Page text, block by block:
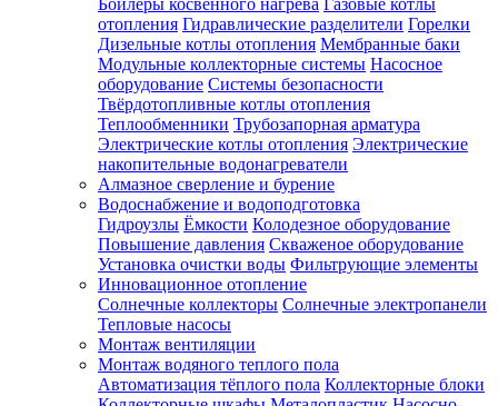
Бойлеры косвенного нагрева Газовые котлы
отопления Гидравлические разделители Горелки
Дизельные котлы отопления Мембранные баки
Модульные коллекторные системы Насосное
оборудование Системы безопасности
Твёрдотопливные котлы отопления
Теплообменники Трубозапорная арматура
Электрические котлы отопления Электрические
накопительные водонагреватели
Алмазное сверление и бурение
Водоснабжение и водоподготовка
Гидроузлы Ёмкости Колодезное оборудование
Повышение давления Скваженое оборудование
Установка очистки воды Фильтрующие элементы
Инновационное отопление
Солнечные коллекторы Солнечные электропанели
Тепловые насосы
Монтаж вентиляции
Монтаж водяного теплого пола
Автоматизация тёплого пола Коллекторные блоки